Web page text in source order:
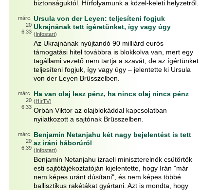
biztonságuktól. Hírfolyamunk a közel-keleti helyzetről.
márc.
20
6:33
Ursula von der Leyen: teljesíteni fogjuk
Ukrajnának tett ígéretünket, így vagy úgy
(Infostart)
Az Ukrajnának nyújtandó 90 milliárd eurós
támogatási hitel továbbra is blokkolva van, mert egy
tagállami vezető nem tartja a szavát, de az ígértünket
teljesíteni fogjuk, így vagy úgy – jelentette ki Ursula
von der Leyen Brüsszelben.
márc.
20
6:33
Ha van olaj lesz pénz, ha nincs olaj nincs pénz
(HírTV)
Orbán Viktor az olajblokáddal kapcsolatban
nyilatkozott a sajtónak Brüsszelben.
márc.
20
6:39
Benjamin Netanjahu két nagy bejelentést is tett
az iráni háborúról
(Infostart)
Benjamin Netanjahu izraeli miniszterelnök csütörtök
esti sajtótájékoztatóján kijelentette, hogy Irán "már
nem képes uránt dúsítani", és nem képes többé
ballisztikus rakétákat gyártani. Azt is mondta, hogy